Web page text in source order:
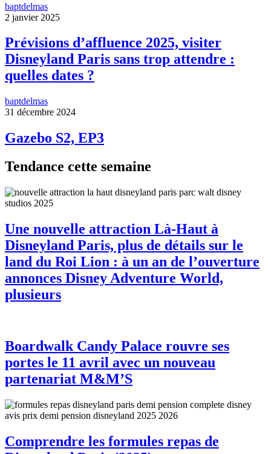
baptdelmas
2 janvier 2025
Prévisions d’affluence 2025, visiter
Disneyland Paris sans trop attendre :
quelles dates ?
baptdelmas
31 décembre 2024
Gazebo S2, EP3
Tendance cette semaine
Une nouvelle attraction Là-Haut à
Disneyland Paris, plus de détails sur le
land du Roi Lion : à un an de l’ouverture
annonces Disney Adventure World,
plusieurs
Boardwalk Candy Palace rouvre ses
portes le 11 avril avec un nouveau
partenariat M&M’S
Comprendre les formules repas de